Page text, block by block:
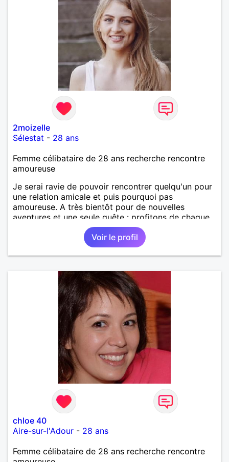
2moizelle
Sélestat - 28 ans
Femme célibataire de 28 ans recherche rencontre
amoureuse
Je serai ravie de pouvoir rencontrer quelqu'un pour
une relation amicale et puis pourquoi pas
amoureuse. A très bientôt pour de nouvelles
aventures et une seule quête : profitons de chaque
instant la vie est trop courte !
Voir le profil
chloe 40
Aire-sur-l'Adour - 28 ans
Femme célibataire de 28 ans recherche rencontre